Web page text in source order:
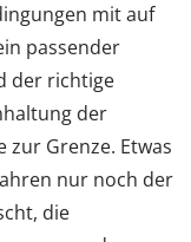
mit auf
passender
der richtige
der
zur Grenze. Etwas
nur noch der
die